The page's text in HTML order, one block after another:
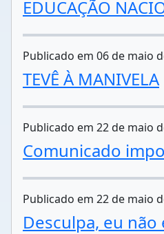
EDUCAÇÃO
Publicado em 06 de maio
TEVÊ À MANIVELA
Publicado em 22 de maio
Comunicado
Publicado em 22 de maio
Desculpa, eu